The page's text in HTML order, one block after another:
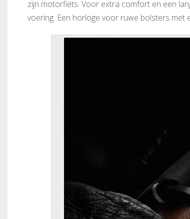
zijn motorfiets. Voor extra comfort en een
voering. Een horloge voor ruwe bolsters